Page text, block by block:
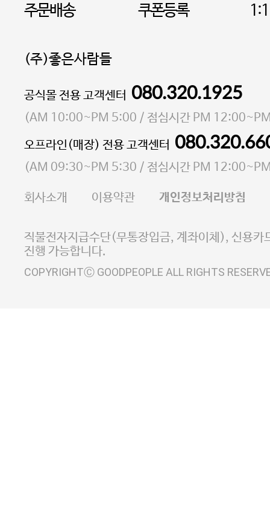
주문배송 쿠폰등록
(주)좋은사람들
대표 이성현,박영환| 개인정보관리책임자 김상현
소재지 서울특별시 마포구 마포대로4다길 41 마포
통신판매업 신고번호 2023-서울마포-3931호
사업자등록번호 105-81-58242
E-MAIL goodpeople@gpin.co.kr
사업자정보확인
이니시스 에스크로 서비
공식몰 전용 고객센터 080.320.1925
(AM 10:00~PM 5:00 / 점심시간 PM
오프라인(매장) 전용 고객센터
(AM 09:30~PM 5:30 / 점심시간 PM
회사소개 이용약관 개인정보처리방침
직불전자지급수단(무통장입금, 계좌이체), 신용카
진행 가능합니다.
COPYRIGHTⒸ GOODPEOPLE ALL RIGHTS